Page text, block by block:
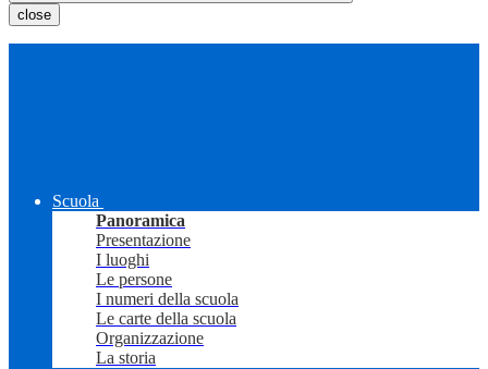
close
Scuola
Panoramica
Presentazione
I luoghi
Le persone
I numeri della scuola
Le carte della scuola
Organizzazione
La storia